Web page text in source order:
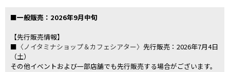
■一般販売：2026年9月中旬
【先行販売情報】
■ 〈ノイタミナショップ＆カフェシアター〉 先行販売：2026年7月4日
（土）
その他イベントおよび一部店舗でも先行販売する場合がございます。